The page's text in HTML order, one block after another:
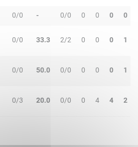
0/0 - 0/0 0 0 0 0
0/0 33.3 2/2 0 0 0 1
0/0 50.0 0/0 0 0 0 1
0/3 20.0 0/0 0 4 4 2